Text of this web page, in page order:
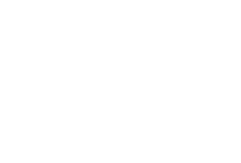
impecabil pe termen lung. Datorită dimensiunilor versatile,
iar rezultatele vor depăși cu siguranță așteptările tale.
interioară și exterioară a spațiilor. Acestea oferă un
de renovare sau construcție. Datorită greutății reduse,
și practice utilizate pentru decorarea pereților
funcție de design.
ușoare și ușor de montat. Aceste materiale permit o
a combina estetică și iluminat în amenajările interioare.
ideal pentru a evidenția caracteristicile arhitecturale ale